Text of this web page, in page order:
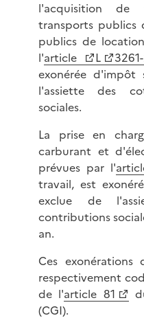
l'acquisition de
transports publics
publics de
l'article L
exonérée
l'assiette des
sociales.
La prise en
carburant et
prévues par l'
travail, est
exclue de
contributions
an.
Ces
respectivement
de l'article 81
(CGI).